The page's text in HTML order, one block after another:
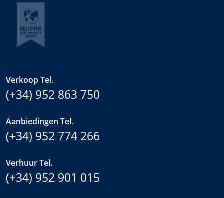
Verkoop Tel.
(+34) 952 863 750
Aanbiedingen Tel.
(+34) 952 774 266
Verhuur Tel.
(+34) 952 901 015